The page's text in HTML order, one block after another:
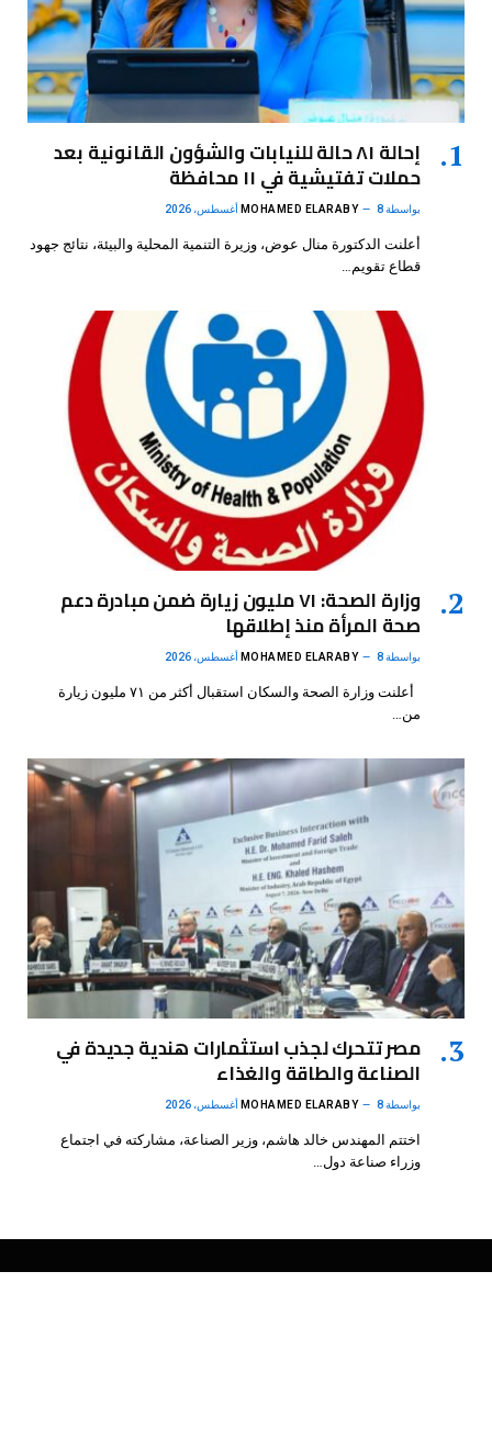
إحالة ٨١ حالة للنيابات والشؤون القانونية بعد
حملات تفتيشية في ١١ محافظة
بواسطة MOHAMED ELARABY 8 أغسطس، 2026
أعلنت الدكتورة منال عوض، وزيرة التنمية المحلية والبيئة، نتائج جهود
قطاع تقويم…
وزارة الصحة: ٧١ مليون زيارة ضمن مبادرة دعم
صحة المرأة منذ إطلاقها
بواسطة MOHAMED ELARABY 8 أغسطس، 2026
أعلنت وزارة الصحة والسكان استقبال أكثر من ٧١ مليون زيارة
من…
مصر تتحرك لجذب استثمارات هندية جديدة في
الصناعة والطاقة والغذاء
بواسطة MOHAMED ELARABY 8 أغسطس، 2026
اختتم المهندس خالد هاشم، وزير الصناعة، مشاركته في اجتماع
وزراء صناعة دول…